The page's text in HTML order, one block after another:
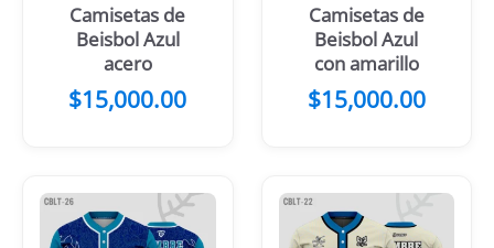
Camisetas de
Beisbol Azul
acero
$15,000.00
Camisetas de
Beisbol Azul
con amarillo
$15,000.00